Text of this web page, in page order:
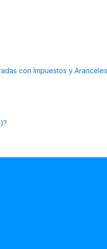
con Impuestos y